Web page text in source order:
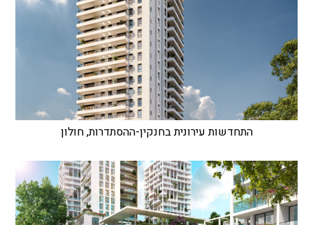
התחדשות עירונית בחנקין-ההסתדרות, חולון